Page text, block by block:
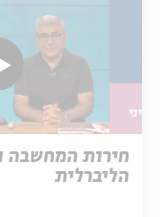
חירות המחשבה
הליברלית